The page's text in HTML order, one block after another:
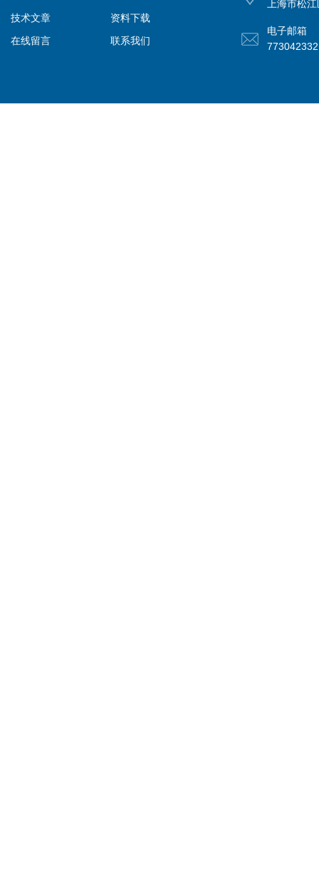
技术文章
资料下载
在线留言
联系我们
上海市松
电子邮箱